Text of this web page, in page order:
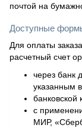
почтой на
Доступные
Для оплаты
расчетный счет
через банк
указанным
банковской
с
МИР,